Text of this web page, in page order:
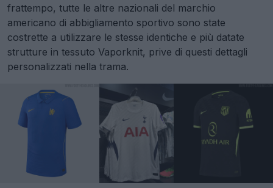
frattempo, tutte le altre nazionali del marchio
americano di abbigliamento sportivo sono state
costrette a utilizzare le stesse identiche e più datate
strutture in tessuto Vaporknit, prive di questi dettagli
personalizzati nella trama.